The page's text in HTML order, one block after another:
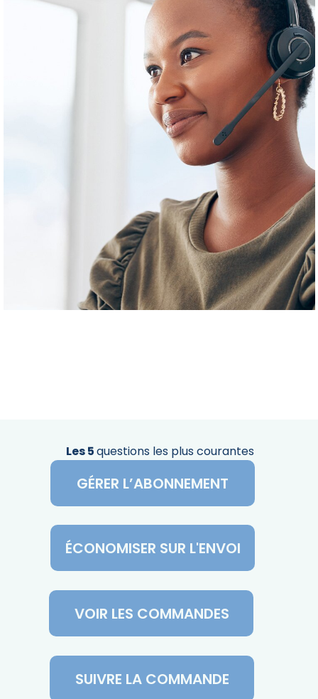
Les 5questions les plus courantes
GÉRER L’ABONNEMENT
ÉCONOMISER SUR L'ENVOI
VOIR LES COMMANDES
SUIVRE LA COMMANDE